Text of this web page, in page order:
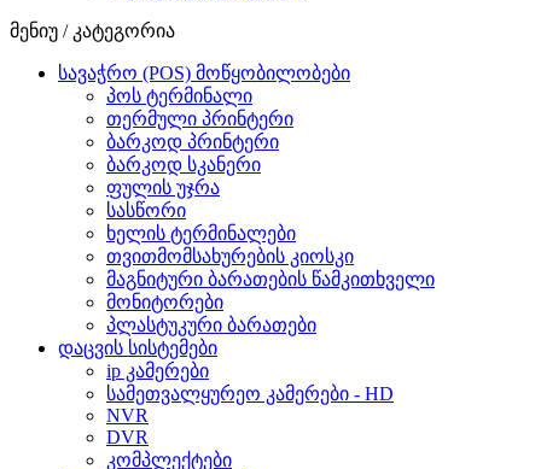
მენიუ / კატეგორია
სავაჭრო (POS) მოწყობილობები
პოს ტერმინალი
თერმული პრინტერი
ბარკოდ პრინტერი
ბარკოდ სკანერი
ფულის უჯრა
სასწორი
ხელის ტერმინალები
თვითმომსახურების კიოსკი
მაგნიტური ბარათების წამკითხველი
მონიტორები
პლასტუკური ბარათები
დაცვის სისტემები
ip კამერები
სამეთვალყურეო კამერები - HD
NVR
DVR
კომპლექტები